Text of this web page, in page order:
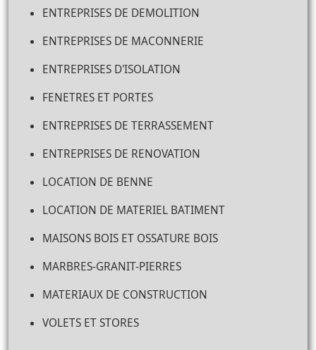
ENTREPRISES DE DEMOLITION
ENTREPRISES DE MACONNERIE
ENTREPRISES D'ISOLATION
FENETRES ET PORTES
ENTREPRISES DE TERRASSEMENT
ENTREPRISES DE RENOVATION
LOCATION DE BENNE
LOCATION DE MATERIEL BATIMENT
MAISONS BOIS ET OSSATURE BOIS
MARBRES-GRANIT-PIERRES
MATERIAUX DE CONSTRUCTION
VOLETS ET STORES